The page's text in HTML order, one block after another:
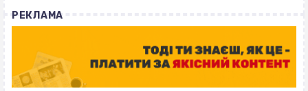
РЕКЛАМА